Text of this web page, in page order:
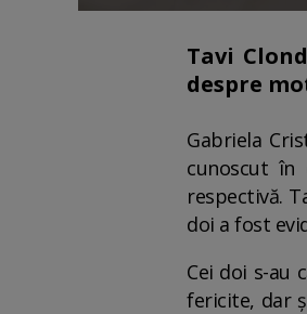
Tavi
despre
Gabriela
cunoscut în
respectivă.
doi a fost
Cei doi s-au
fericite, dar